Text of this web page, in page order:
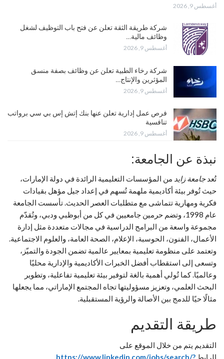
أغسطس 9, 2026
شركة طريقة الثقة تعلن عن فتح باب التوظيف لشغل
وظائف مالية…
أغسطس 9, 2026
شركة رخاء الطبية تعلن عن وظائف بصفة منسق
المؤثرين والإنتاج…
أغسطس 9, 2026
فرص عمل إدارية تعلن عنها بنك إتش إس بي سي برواتب
تنافسية
أغسطس 9, 2026
نبذة عن الجامعة:
تُعدجامعة زايد من المؤسسات التعليمية الرائدة في دولة الإمارات،
حيث تُوفر بيئة أكاديمية ملهمة تُسهم في إعداد جيل مؤهل بقيادات
فكرية ومهارية تتماشى مع متطلبات العصر الحديث. تأسست الجامعة
عام 1998، وتضم حرمين جامعيين في كل من أبوظبي ودبي، وتُقدّم
مجموعة واسعة من البرامج الدراسية في مجالات متعددة مثل إدارة
الأعمال، الفنون، الحوسبة، الإعلام، الصحة العامة، والعلوم الاجتماعية.
وتعتمد على منظومة تعليمية بمعايير عالمية تضمن الجودة والتميّز،
وتسعى إلى استقطاب أفضل الخبرات الأكاديمية والإدارية محليًا
وعالميًا. كما تُولي أهمية بالغة لتوفير بيئة تعليمية تفاعلية، وتطوير
البحث العلمي، وتعزيز مسؤوليتها تجاه المجتمع الإماراتي، مما يجعلها
مثالًا حيًا للدمج بين الأصالة والرؤية المستقبلية.
طريقة التقديم
التقديم يتم من خلال الموقع على
الرابط https://www.linkedin.com/jobs/search/?